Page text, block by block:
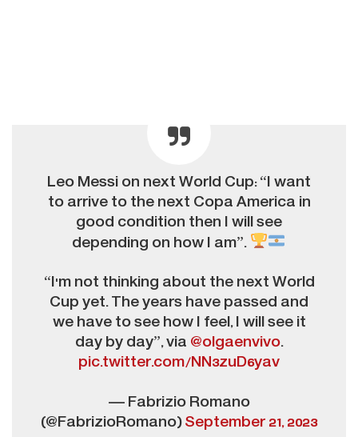
Leo Messi on next World Cup: “I want
to arrive to the next Copa America in
good condition then I will see
depending on how I am”.
“I'm not thinking about the next World
Cup yet. The years have passed and
we have to see how I feel, I will see it
day by day”, via @olgaenvivo.
pic.twitter.com/NN3zuD6yav
— Fabrizio Romano
(@FabrizioRomano)September 21, 2023